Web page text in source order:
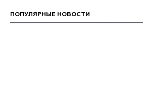
ПОПУЛЯРНЫЕ НОВОСТИ